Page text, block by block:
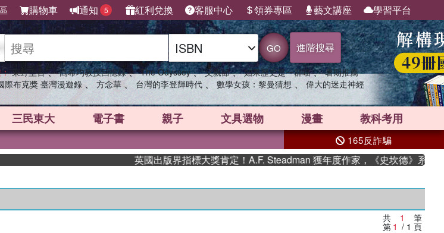
購物車 通知 5 紅利兌換 客服中心 領券專區 藝文講座 學習平台
GO 進階搜尋
東野圭吾 、 高希均教授回憶錄 、 The Odyssey 、 父親節 、 如果歷史是一群喵 、 暑期推薦
際布克獎 臺灣漫遊錄 、 方念華 、 台灣的李登輝時代 、 數學女孩：黎曼猜想 、 偉大的迷走神經
三民東大 電子書 親子 文具選物 漫畫 教科考用
165反詐騙
英國出版界指標大獎肯定！A.F. Steadman 獲年度作家，《史坎德》系列帶
共 1 筆
第 1 / 1 頁